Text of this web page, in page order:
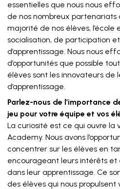
essentielles que nous nous
de nos nombreux partenariats
majorité de nos élèves, l’école
socialisation, de participation
d’apprentissage. Nous nous
d’opportunités que possible
élèves sont les innovateurs de
d’apprentissage.
Parlez-nous de l’importance
jeu pour votre équipe et vos
La curiosité est ce qui ouvre la
Academy. Nous avons
concentrer sur les élèves en
encourageant leurs intérêts et
dans leur apprentissage. Ce
des élèves qui nous propulsent